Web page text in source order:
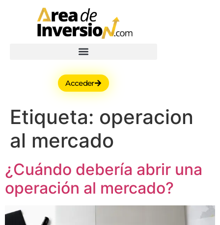
Acceder
Etiqueta: operacion
al mercado
¿Cuándo debería abrir una
operación al mercado?